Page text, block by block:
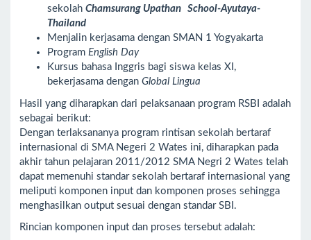
sekolah Chamsurang Upathan School-Ayutaya-
Thailand
Menjalin kerjasama dengan SMAN 1 Yogyakarta
Program English Day
Kursus bahasa Inggris bagi siswa kelas XI,
bekerjasama dengan Global Lingua
Hasil yang diharapkan dari pelaksanaan program RSBI adalah
sebagai berikut:
Dengan terlaksananya program rintisan sekolah bertaraf
internasional di SMA Negeri 2 Wates ini, diharapkan pada
akhir tahun pelajaran 2011/2012 SMA Negri 2 Wates telah
dapat memenuhi standar sekolah bertaraf internasional yang
meliputi komponen input dan komponen proses sehingga
menghasilkan output sesuai dengan standar SBI.
Rincian komponen input dan proses tersebut adalah: